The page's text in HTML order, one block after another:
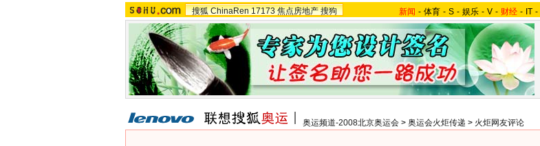
搜狐 ChinaRen 17173 焦点房地产 搜狗 新闻 - 体育 - S - 娱乐 - V - 财经 - IT -
奥运频道-2008北京奥运会 > 奥运会火炬传递 > 火炬网友评论